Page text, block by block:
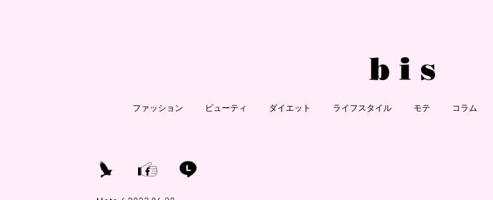
ファッション ビューティ ダイエット ライフスタイル モテ コラム